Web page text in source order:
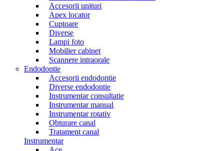
Accesorii unituri
Apex locator
Cuptoare
Diverse
Lampi foto
Mobilier cabinet
Scannere intraorale
Endodontie
Accesorii endodontie
Diverse endodontie
Instrumentar consultatie
Instrumentar manual
Instrumentar rotativ
Obturare canal
Tratament canal
Instrumentar